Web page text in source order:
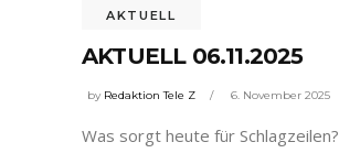
AKTUELL
AKTUELL 06.11.2025
by Redaktion Tele Z 6. November 2025
Was sorgt heute für Schlagzeilen?